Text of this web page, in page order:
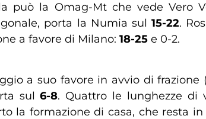
può la Omag-Mt che vede Vero
porta la Numia sul 15-22.
a favore di Milano: 18-25 e 0-2.
a suo favore in avvio di frazione (
sul6-8. Quattro le lunghezze di
la formazione di casa, che resta